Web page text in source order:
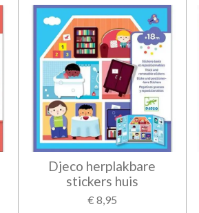
Djeco herplakbare
stickers huis
€ 8,95